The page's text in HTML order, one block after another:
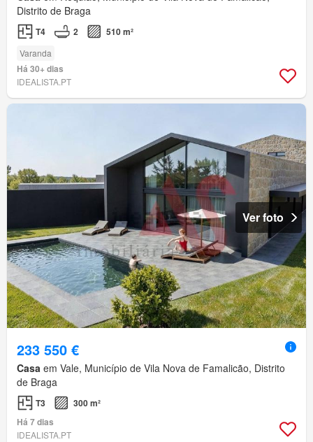
Distrito de Braga
T4 2 510 m²
Varanda
Há 30+ dias
IDEALISTA.PT
Ver foto
233 550 €
Casa em Vale, Município de Vila Nova de Famalicão, Distrito
de Braga
T3
300 m²
Há 7 dias
IDEALISTA.PT